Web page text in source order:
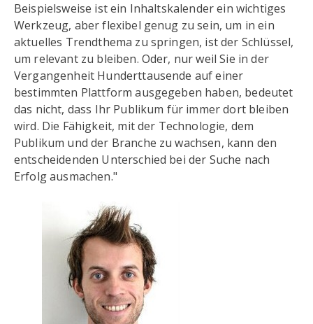
Beispielsweise ist ein Inhaltskalender ein wichtiges
Werkzeug, aber flexibel genug zu sein, um in ein
aktuelles Trendthema zu springen, ist der Schlüssel,
um relevant zu bleiben. Oder, nur weil Sie in der
Vergangenheit Hunderttausende auf einer
bestimmten Plattform ausgegeben haben, bedeutet
das nicht, dass Ihr Publikum für immer dort bleiben
wird. Die Fähigkeit, mit der Technologie, dem
Publikum und der Branche zu wachsen, kann den
entscheidenden Unterschied bei der Suche nach
Erfolg ausmachen."